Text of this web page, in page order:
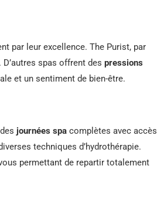
par leur excellence. The Purist, par
spas offrent des pressions
et un sentiment de bien-être.
journées spa complètes avec accès
techniques d’hydrothérapie.
permettant de repartir totalement